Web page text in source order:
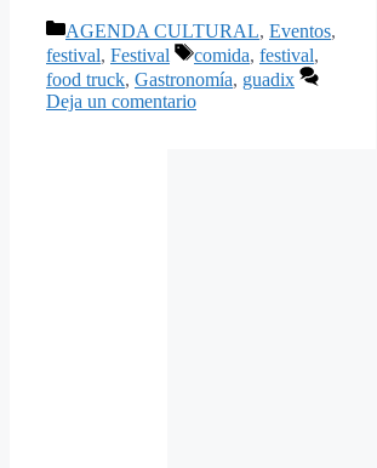
Categorías
AGENDA CULTURAL, Eventos,
festival, Festival Etiquetas
comida, festival,
food truck, Gastronomía, guadix
Deja un comentario